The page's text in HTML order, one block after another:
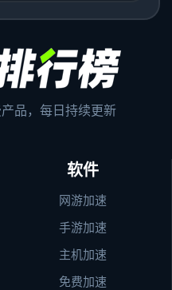
品，每日持续更新
软件
网游加速
手游加速
主机加速
免费加速